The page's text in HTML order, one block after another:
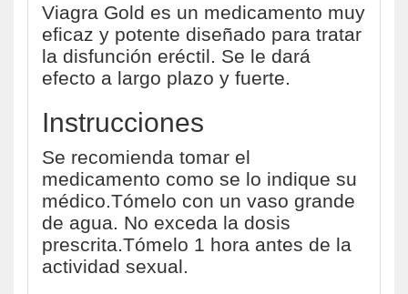
Viagra Gold es un medicamento muy
eficaz y potente diseñado para tratar
la disfunción eréctil. Se le dará
efecto a largo plazo y fuerte.
Instrucciones
Se recomienda tomar el
medicamento como se lo indique su
médico.Tómelo con un vaso grande
de agua. No exceda la dosis
prescrita.Tómelo 1 hora antes de la
actividad sexual.